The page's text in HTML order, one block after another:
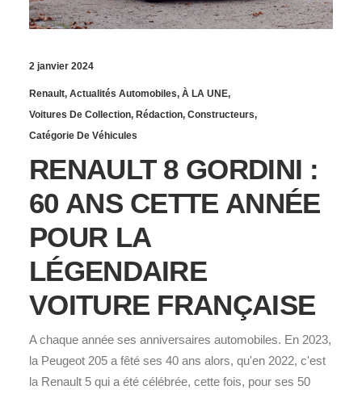
2 janvier 2024
Renault, Actualités Automobiles, À LA UNE,
Voitures De Collection, Rédaction, Constructeurs,
Catégorie De Véhicules
RENAULT 8 GORDINI :
60 ANS CETTE ANNÉE
POUR LA
LÉGENDAIRE
VOITURE FRANÇAISE
A chaque année ses anniversaires automobiles. En 2023,
la Peugeot 205 a fêté ses 40 ans alors, qu'en 2022, c'est
la Renault 5 qui a été célébrée, cette fois, pour ses 50